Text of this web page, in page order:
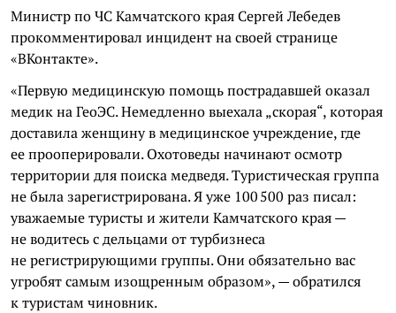
Министр по ЧС Камчатского края Сергей Лебедев
прокомментировал инцидент на своей странице
«ВКонтакте».
«Первую медицинскую помощь пострадавшей оказал
медик на ГеоЭС. Немедленно выехала „скорая“, которая
доставила женщину в медицинское учреждение, где
ее прооперировали. Охотоведы начинают осмотр
территории для поиска медведя. Туристическая группа
не была зарегистрирована. Я уже 100 500 раз писал:
уважаемые туристы и жители Камчатского края —
не водитесь с дельцами от турбизнеса
не регистрирующими группы. Они обязательно вас
угробят самым изощренным образом», — обратился
к туристам чиновник.